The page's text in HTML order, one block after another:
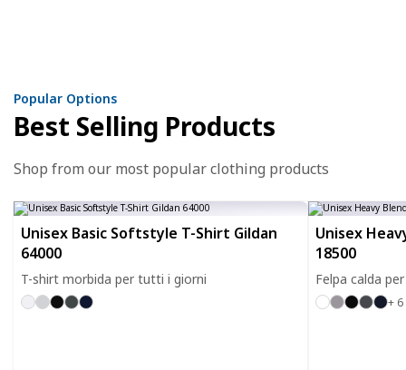
Popular Options
Best Selling Products
Shop from our most popular clothing products
Unisex Basic Softstyle T-Shirt Gildan
64000
T-shirt morbida per tutti i giorni
Unisex
18500
Felpa calda
+ 6